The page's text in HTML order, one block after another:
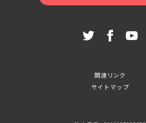
関連リンク
サイトマップ